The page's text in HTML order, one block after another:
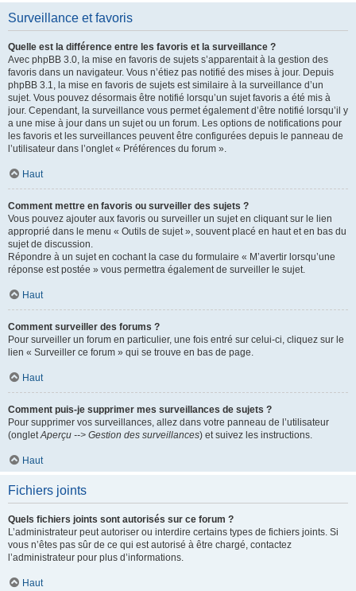
Surveillance et favoris
Quelle est la différence entre les favoris et la surveillance ?
Avec phpBB 3.0, la mise en favoris de sujets s’apparentait à la gestion des
favoris dans un navigateur. Vous n’étiez pas notifié des mises à jour. Depuis
phpBB 3.1, la mise en favoris de sujets est similaire à la surveillance d’un
sujet. Vous pouvez désormais être notifié lorsqu’un sujet favoris a été mis à
jour. Cependant, la surveillance vous permet également d’être notifié lorsqu’il y
a une mise à jour dans un sujet ou un forum. Les options de notifications pour
les favoris et les surveillances peuvent être configurées depuis le panneau de
l’utilisateur dans l’onglet « Préférences du forum ».
Haut
Comment mettre en favoris ou surveiller des sujets ?
Vous pouvez ajouter aux favoris ou surveiller un sujet en cliquant sur le lien
approprié dans le menu « Outils de sujet », souvent placé en haut et en bas du
sujet de discussion.
Répondre à un sujet en cochant la case du formulaire « M’avertir lorsqu’une
réponse est postée » vous permettra également de surveiller le sujet.
Haut
Comment surveiller des forums ?
Pour surveiller un forum en particulier, une fois entré sur celui-ci, cliquez sur le
lien « Surveiller ce forum » qui se trouve en bas de page.
Haut
Comment puis-je supprimer mes surveillances de sujets ?
Pour supprimer vos surveillances, allez dans votre panneau de l’utilisateur
(ongletAperçu --> Gestion des surveillances) et suivez les instructions.
Haut
Fichiers joints
Quels fichiers joints sont autorisés sur ce forum ?
L’administrateur peut autoriser ou interdire certains types de fichiers joints. Si
vous n’êtes pas sûr de ce qui est autorisé à être chargé, contactez
l’administrateur pour plus d’informations.
Haut